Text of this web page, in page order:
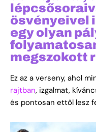
ösvényeivel
egy olyan
megszokott
Ez az a verseny, ahol
rajtban, izgalmat,
és pontosan ettől lesz